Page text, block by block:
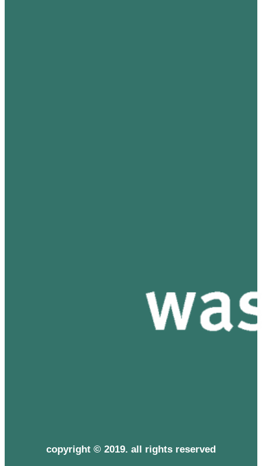
copyright © 2019. all rights reserved